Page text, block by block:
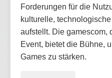
Forderungen für die
kulturelle,
aufstellt. Die gamescom,
Event, bietet die Bühne,
Games zu stärken.